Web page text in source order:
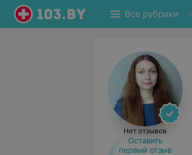
Все рубрики
Нет отзывов
Оставить
первый отзыв